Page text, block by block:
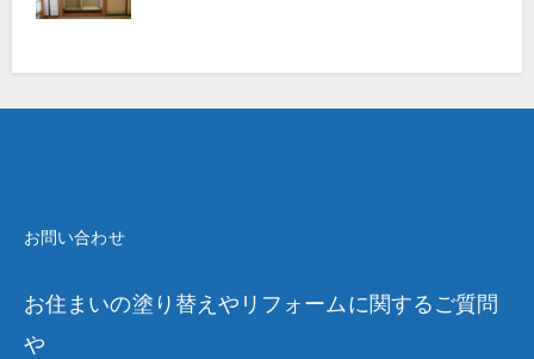
お問い合わせ
お住まいの塗り替えやリフォームに関するご質問
や